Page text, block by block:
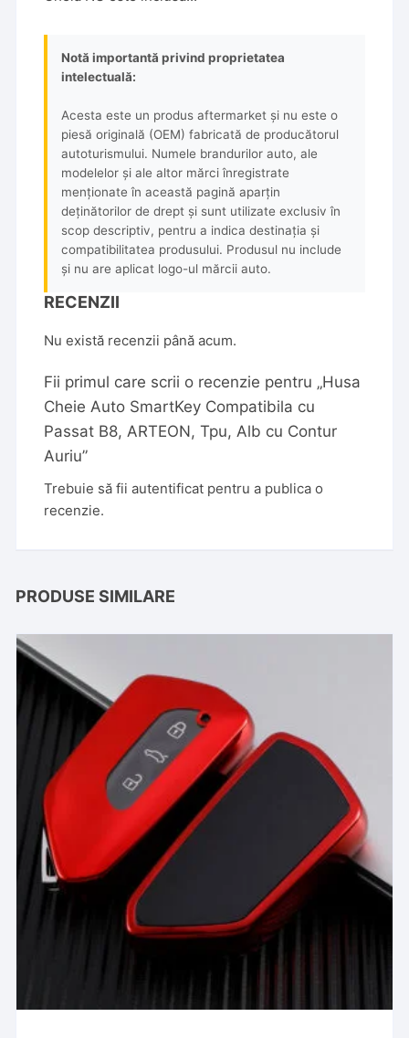
Notă importantă privind proprietatea
intelectuală:
Acesta este un produs aftermarket și nu este o
piesă originală (OEM) fabricată de producătorul
autoturismului. Numele brandurilor auto, ale
modelelor și ale altor mărci înregistrate
menționate în această pagină aparțin
deținătorilor de drept și sunt utilizate exclusiv în
scop descriptiv, pentru a indica destinația și
compatibilitatea produsului. Produsul nu include
și nu are aplicat logo-ul mărcii auto.
RECENZII
Nu există recenzii până acum.
Fii primul care scrii o recenzie pentru „Husa
Cheie Auto SmartKey Compatibila cu
Passat B8, ARTEON, Tpu, Alb cu Contur
Auriu”
Trebuie să fiiautentificat pentru a publica o
recenzie.
PRODUSE SIMILARE